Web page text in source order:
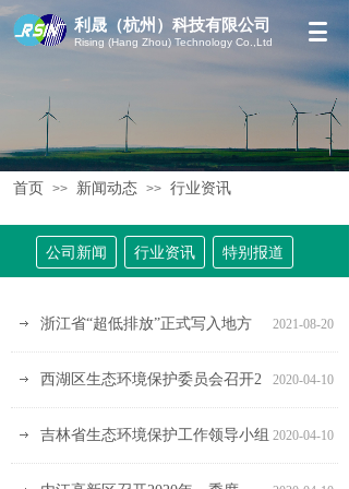
利晟（杭州）科技有限公司
Rising (Hang Zhou) Technology Co.,Ltd
首页 >> 新闻动态 >> 行业资讯
公司新闻 行业资讯 特别报道
浙江省“超低排放”正式写入地方 2021-08-20
西湖区生态环境保护委员会召开2 2020-04-10
吉林省生态环境保护工作领导小组 2020-04-10